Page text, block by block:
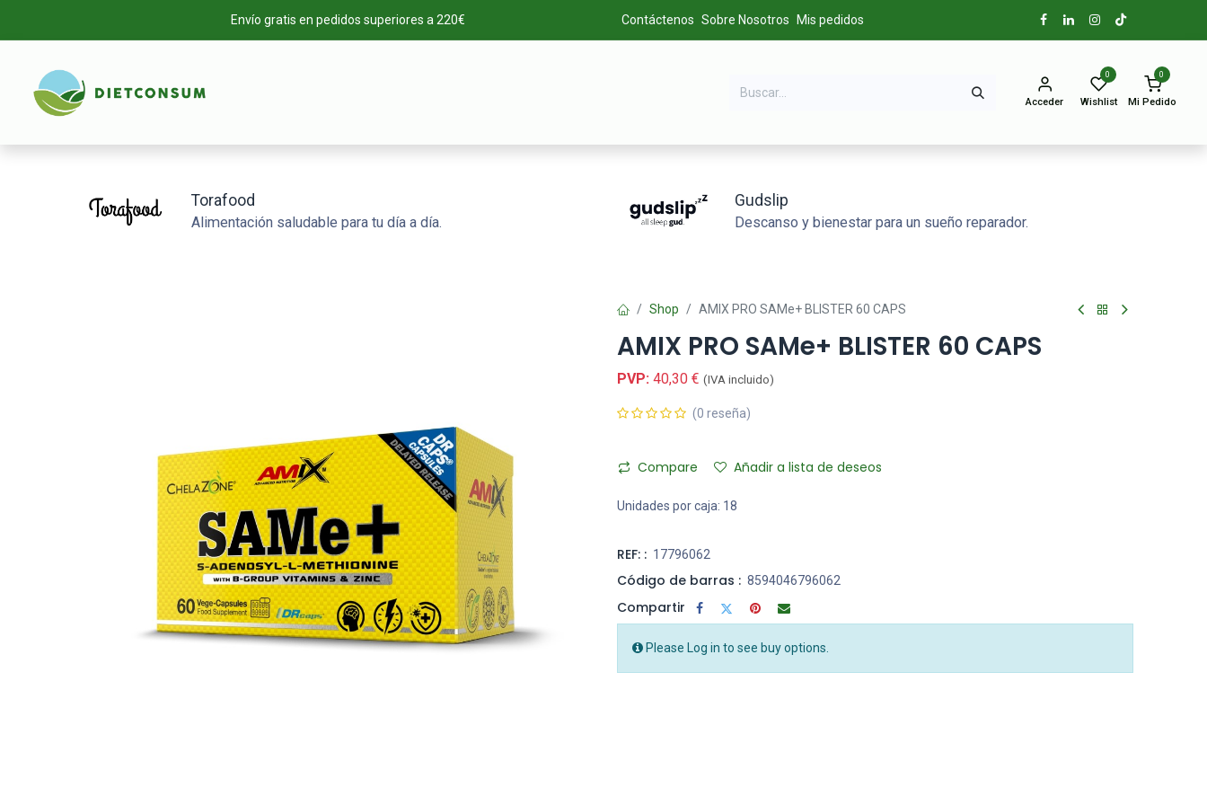
Envío gratis en pedidos superiores a 220€ Contáctenos Sobre Nosotros Mis pedidos
Acceder
0
Wishlist
0
Mi Pedido
Torafood
Alimentación saludable para tu día a día.
Gudslip
Descanso y bienestar para un sueño reparador.
Shop AMIX PRO SAMe+ BLISTER 60 CAPS
AMIX PRO SAMe+ BLISTER 60 CAPS
PVP: 40,30 € (IVA incluido)
(0 reseña)
Compare Añadir a lista de deseos
Unidades por caja: 18
REF: : 17796062
Código de barras : 8594046796062
Compartir
Please Log in to see buy options.